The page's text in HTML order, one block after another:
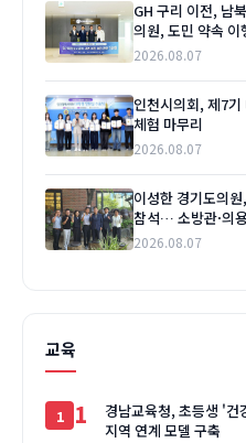
GH 구리 이전, 남
의원, 도민 약속 이
2026.08.07
인천시의회, 제7
체험 마무리
2026.08.07
이성한 경기도의
참석… 소방관·의
2026.08.07
교육
1
경남교육청, 초등생 '
지역 연계 모델 구축